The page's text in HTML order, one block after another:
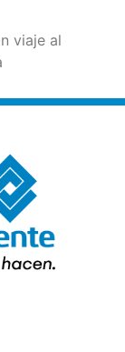
viaje al